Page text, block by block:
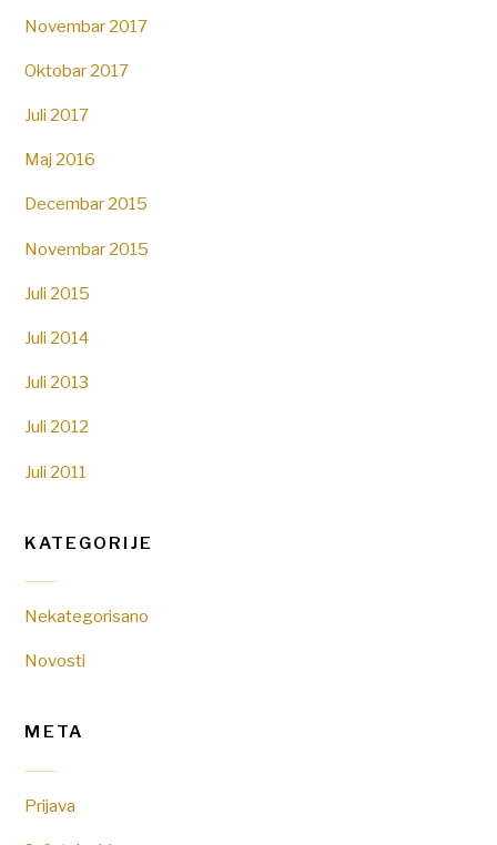
Novembar 2017
Oktobar 2017
Juli 2017
Maj 2016
Decembar 2015
Novembar 2015
Juli 2015
Juli 2014
Juli 2013
Juli 2012
Juli 2011
KATEGORIJE
Nekategorisano
Novosti
META
Prijava